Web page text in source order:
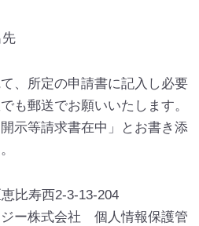
、所定の申請書に記入し必要
も郵送でお願いいたします。
示等請求書在中」とお書き添
比寿西2-3-13-204
ー株式会社 個人情報保護管